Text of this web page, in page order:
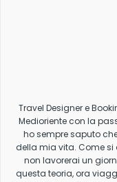
Travel Designer e
Medioriente con la
ho sempre saputo
della mia vita. Come si
non lavorerai un
questa teoria, ora